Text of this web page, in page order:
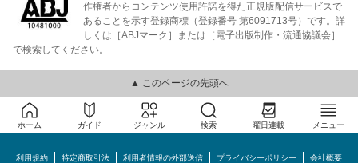
作権者からコンテンツ使用許諾を得た正規版配信サービスで
あることを示す登録商標（登録番号 第6091713号）です。詳
しくは［ABJマーク］または［電子出版制作・流通協議会］
で検索してください。
▲ このページの先頭へ
ホーム ガイド ジャンル 検索 曜日連載 メニュー
利用規約 特定商取引法 利用者情報の外部送信 プライバシーポリシー 会社概要